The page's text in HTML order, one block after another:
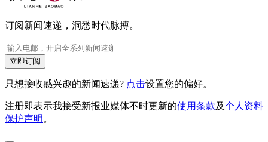
订阅新闻速递，洞悉时代脉搏。
立即订阅
只想接收感兴趣的新闻速递? 点击设置您的偏好。
注册即表示我接受新报业媒体不时更新的使用条款及个人资料
保护声明 。